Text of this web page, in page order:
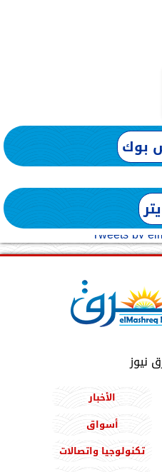
بوك
Tweets by
نيوز
الأخبار
أسواق
تكنولوجيا واتصالات